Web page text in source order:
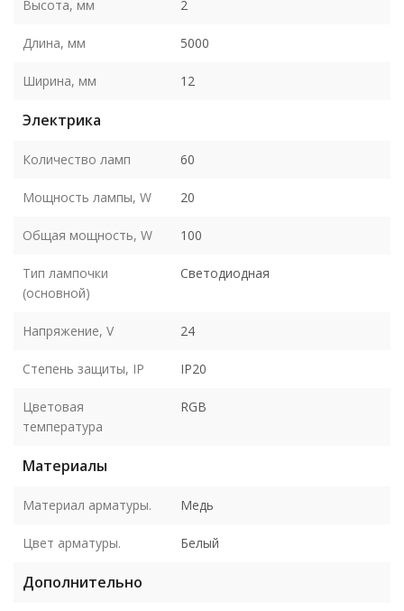
Высота, мм 2
Длина, мм 5000
Ширина, мм 12
Электрика
Количество ламп 60
Мощность лампы, W 20
Общая мощность, W 100
Тип лампочки
(основной)
Светодиодная
Напряжение, V 24
Степень защиты, IP IP20
Цветовая
температура
RGB
Материалы
Материал арматуры. Медь
Цвет арматуры. Белый
Дополнительно